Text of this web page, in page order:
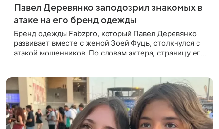
Павел Деревянко заподозрил знакомых в
атаке на его бренд одежды
Бренд одежды Fabzpro, который Павел Деревянко
развивает вместе с женой Зоей Фуць, столкнулся с
атакой мошенников. По словам актера, страницу его